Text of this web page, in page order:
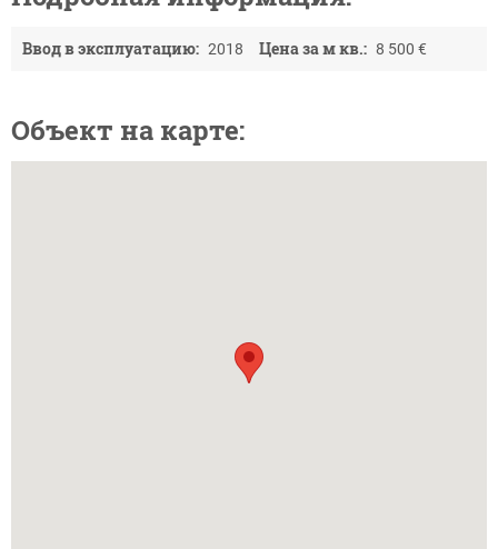
Ввод в эксплуатацию: 2018 Цена за м кв.: 8 500 €
Объект на карте: